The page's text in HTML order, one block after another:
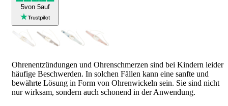
5von 5auf
Ohrenentzündungen und Ohrenschmerzen sind bei Kindern leider
häufige Beschwerden. In solchen Fällen kann eine sanfte und
bewährte Lösung in Form von Ohrenwickeln sein. Sie sind nicht
nur wirksam, sondern auch schonend in der Anwendung.